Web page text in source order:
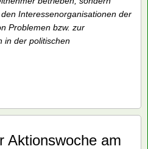
der Forschung an der
Politik sind Probleme der
setzen sich mit
Interessen der
Organisation betreffen. So hat
aufgearbeitet und die
Problemen des
Beamten bis zur Mitarbeit bei